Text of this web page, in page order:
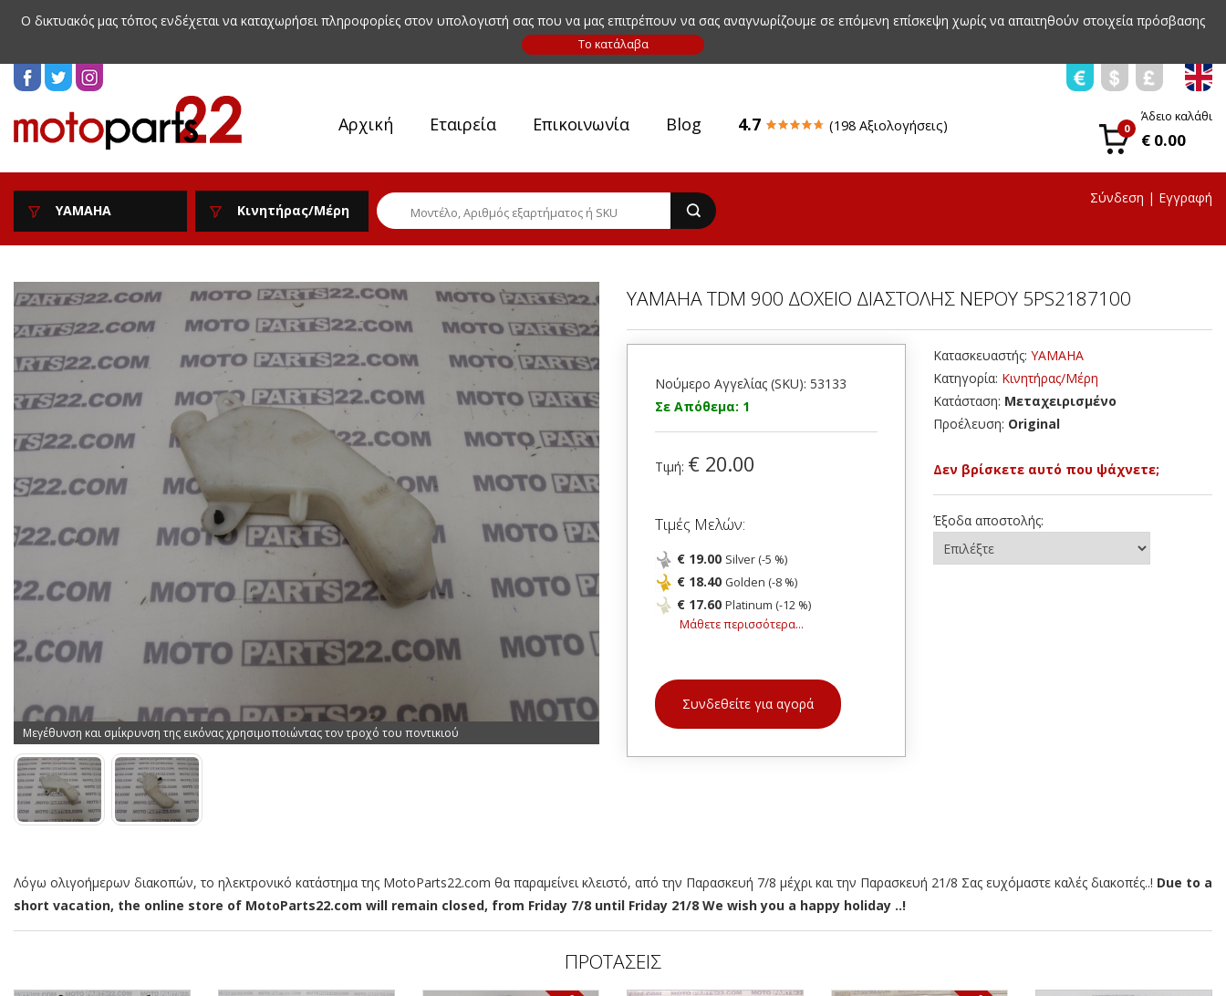
Ο δικτυακός μας τόπος ενδέχεται να καταχωρήσει πληροφορίες στον υπολογιστή σας που να μας επιτρέπουν να σας αναγνωρίζουμε σε επόμενη επίσκεψη χωρίς να απαιτηθούν στοιχεία πρόσβασης
Αρχική Εταιρεία Επικοινωνία Blog 4.7 (198 Αξιολογήσεις) 0
Άδειο καλάθι
€ 0.00
YAMAHA Κινητήρας/Μέρη
Σύνδεση | Εγγραφή
Μεγέθυνση και σμίκρυνση της εικόνας χρησιμοποιώντας τον τροχό του ποντικιού
YAMAHA TDM 900 ΔΟΧΕΙΟ ΔΙΑΣΤΟΛΗΣ ΝΕΡΟΥ 5PS2187100
Νούμερο Αγγελίας (SKU): 53133
Σε Απόθεμα: 1
Τιμή: € 20.00
Τιμές Μελών:
€ 19.00 Silver (-5 %)
€ 18.40 Golden (-8 %)
€ 17.60 Platinum (-12 %)
Μάθετε περισσότερα...
Συνδεθείτε για αγορά
Κατασκευαστής: YAMAHA
Κατηγορία: Κινητήρας/Μέρη
Κατάσταση: Μεταχειρισμένο
Προέλευση: Original
Δεν βρίσκετε αυτό που ψάχνετε;
Έξοδα αποστολής:
Λόγω ολιγοήμερων διακοπών, το ηλεκτρονικό κατάστημα της MotoParts22.com θα παραμείνει κλειστό, από την Παρασκευή 7/8 μέχρι και την Παρασκευή 21/8 Σας ευχόμαστε καλές διακοπές..! Due to a
short vacation, the online store of MotoParts22.com will remain closed, from Friday 7/8 until Friday 21/8 We wish you a happy holiday ..!
ΠΡΟΤΑΣΕΙΣ